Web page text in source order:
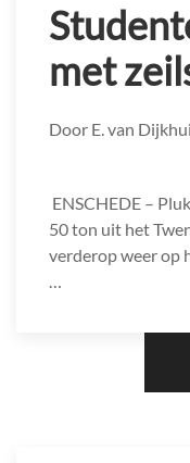
met
Door E. van
ENSCHEDE –
50 ton uit het
verderop weer op
…